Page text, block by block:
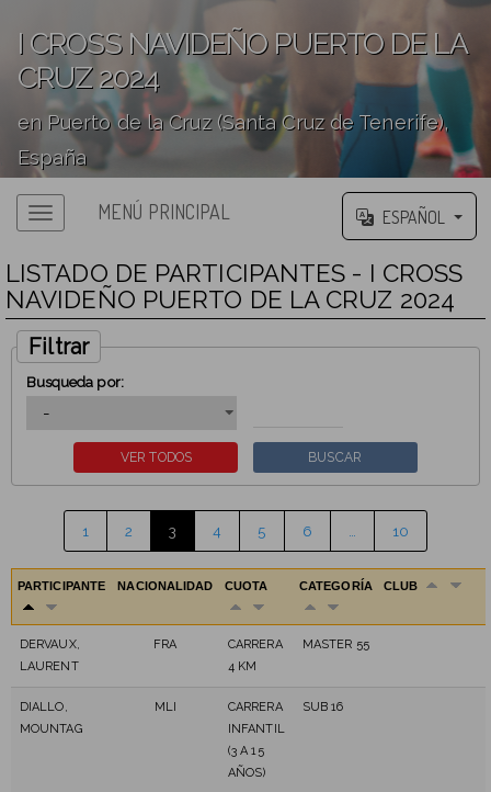
I CROSS NAVIDEÑO PUERTO DE LA
CRUZ 2024
en Puerto de la Cruz (Santa Cruz de Tenerife),
España
MENÚ PRINCIPAL ESPAÑOL
LISTADO DE PARTICIPANTES - I CROSS
NAVIDEÑO PUERTO DE LA CRUZ 2024
Filtrar
Busqueda por:
1 2 3 4 5 6 10
PARTICIPANTE NACIONALIDAD CUOTA CATEGORÍA CLUB
DERVAUX,
LAURENT
FRA
CARRERA
4 KM
MASTER 55
DIALLO,
MOUNTAG
MLI
CARRERA
INFANTIL
(3 A 15
AÑOS)
SUB 16